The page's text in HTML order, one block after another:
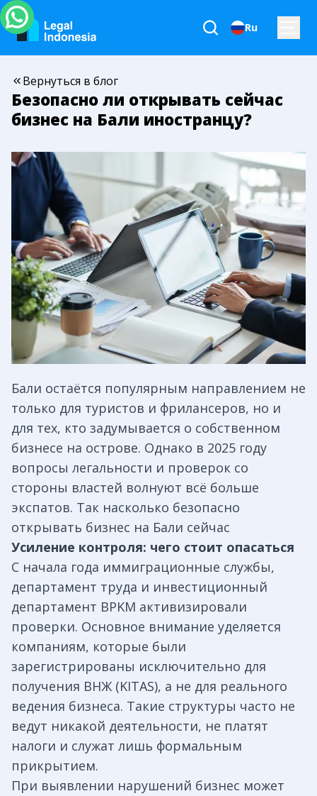
Ru
Вернуться в блог
Безопасно ли открывать сейчас
бизнес на Бали иностранцу?
Бали остаётся популярным направлением не
только для туристов и фрилансеров, но и
для тех, кто задумывается о собственном
бизнесе на острове. Однако в 2025 году
вопросы легальности и проверок со
стороны властей волнуют всё больше
экспатов. Так насколько безопасно
открывать бизнес на Бали сейчас
Усиление контроля: чего стоит опасаться
С начала года иммиграционные службы,
департамент труда и инвестиционный
департамент BPKM активизировали
проверки. Основное внимание уделяется
компаниям, которые были
зарегистрированы исключительно для
получения ВНЖ (KITAS), а не для реального
ведения бизнеса. Такие структуры часто не
ведут никакой деятельности, не платят
налоги и служат лишь формальным
прикрытием.
При выявлении нарушений бизнес может